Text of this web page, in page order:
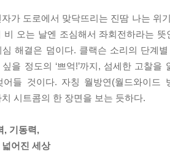
없지만, 서툴러서 설레기도 한다. 희
라요’라는 말을 쉽게 할 수 없다. 몰라
몰릴 때면 보는 사람 없는 곳에서 머리
이다. 몰라요, 못해요, 소리를 맘 놓고
전을 할 때마다 배울 거리가 끊임없이
운전 첫해에 배운 실로 다양한 것 중에
이. 하해와 같이 자비로우신 선배 운전
자가 도로에서 맞닥뜨리는 진땀 나는
비 오는 날엔 조심해서 좌회전하라는
심 해결은 덤이다. 클랙슨 소리의 단계
을 정도의 ‘쁘억!’까지, 섬세한 고찰
어들 것이다. 자칭 월방연(월드와이드
치 시트콤의 한 장면을 보는 듯하다.
, 기동력,
어진 세상